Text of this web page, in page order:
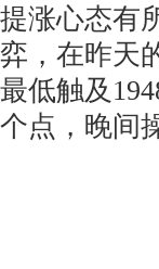
提涨心态有
弈，在昨天
最低触及
个点，晚间